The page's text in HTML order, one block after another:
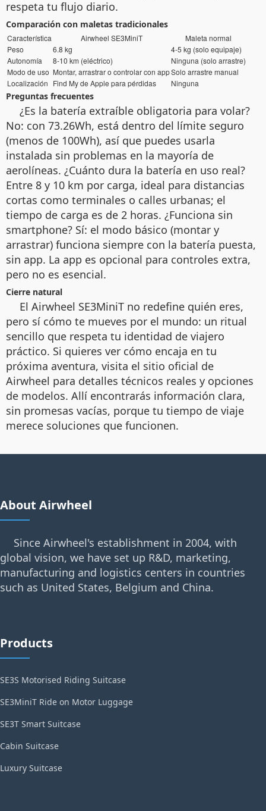
respeta tu flujo diario.
Comparación con maletas tradicionales
Característica Airwheel SE3MiniT
Maleta normal
Peso
6.8 kg
4-5 kg (solo equipaje)
Autonomía
8-10 km (eléctrico)
Ninguna (solo arrastre)
Modo de uso Montar, arrastrar o controlar con appSolo arrastre manual
Localización Find My de Apple para pérdidas Ninguna
Preguntas frecuentes
¿Es la batería extraíble obligatoria para volar?
No: con 73.26Wh, está dentro del límite seguro
(menos de 100Wh), así que puedes usarla
instalada sin problemas en la mayoría de
aerolíneas. ¿Cuánto dura la batería en uso real?
Entre 8 y 10 km por carga, ideal para distancias
cortas como terminales o calles urbanas; el
tiempo de carga es de 2 horas. ¿Funciona sin
smartphone? Sí: el modo básico (montar y
arrastrar) funciona siempre con la batería puesta,
sin app. La app es opcional para controles extra,
pero no es esencial.
Cierre natural
El Airwheel SE3MiniT no redefine quién eres,
pero sí cómo te mueves por el mundo: un ritual
sencillo que respeta tu identidad de viajero
práctico. Si quieres ver cómo encaja en tu
próxima aventura, visita el sitio oficial de
Airwheel para detalles técnicos reales y opciones
de modelos. Allí encontrarás información clara,
sin promesas vacías, porque tu tiempo de viaje
merece soluciones que funcionen.
About Airwheel
Since Airwheel's establishment in 2004, with
global vision, we have set up R&D, marketing,
manufacturing and logistics centers in countries
such as United States, Belgium and China.
Products
SE3S Motorised Riding Suitcase
SE3MiniT Ride on Motor Luggage
SE3T Smart Suitcase
Cabin Suitcase
Luxury Suitcase